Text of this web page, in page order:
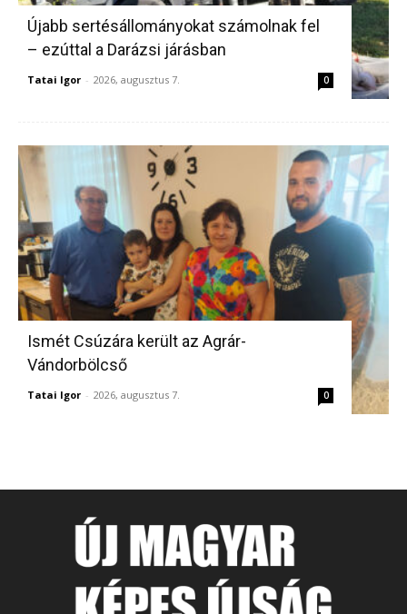
Újabb sertésállományokat számolnak fel
– ezúttal a Darázsi járásban
Tatai Igor - 2026, augusztus 7. 0
Ismét Csúzára került az Agrár-
Vándorbölcső
Tatai Igor - 2026, augusztus 7. 0